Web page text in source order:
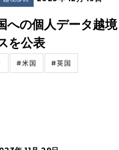
の個人データ越境
を公表
#米国 #英国